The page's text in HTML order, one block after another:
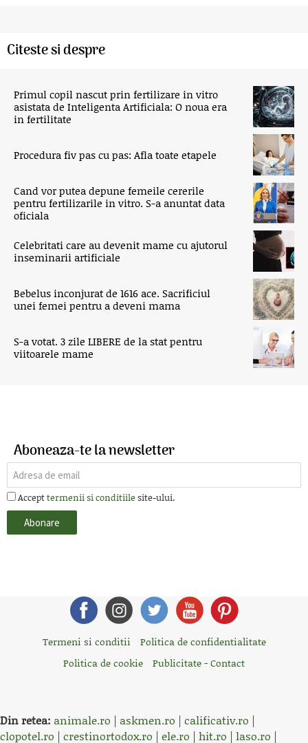
Citeste si despre
Primul copil nascut prin fertilizare in vitro
asistata de Inteligenta Artificiala: O noua era
in fertilitate
Procedura fiv pas cu pas: Afla toate etapele
Cand vor putea depune femeile cererile
pentru fertilizarile in vitro. S-a anuntat data
oficiala
Celebritati care au devenit mame cu ajutorul
inseminarii artificiale
Bebelus inconjurat de 1616 ace. Sacrificiul
unei femei pentru a deveni mama
S-a votat. 3 zile LIBERE de la stat pentru
viitoarele mame
Aboneaza-te la newsletter
Accepttermenii si conditiile site-ului.
Termeni si conditii
Politica de confidentialitate
Politica de cookie
Publicitate - Contact
Din retea: animale.ro | askmen.ro | calificativ.ro |
clopotel.ro | crestinortodox.ro | ele.ro | hit.ro | laso.ro |